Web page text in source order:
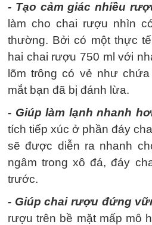
- Tạo cảm giác nhiều
làm cho chai rượu nhìn
thường. Bởi có một thực
hai chai rượu 750 ml với
lõm trông có vẻ như
mắt bạn đã bị đánh lừa.
- Giúp làm lạnh nhanh
tích tiếp xúc ở phần đáy
sẽ được diễn ra nhanh
ngâm trong xô đá, đáy
trước.
- Giúp chai rượu đứng
rượu trên bề mặt mấp mô